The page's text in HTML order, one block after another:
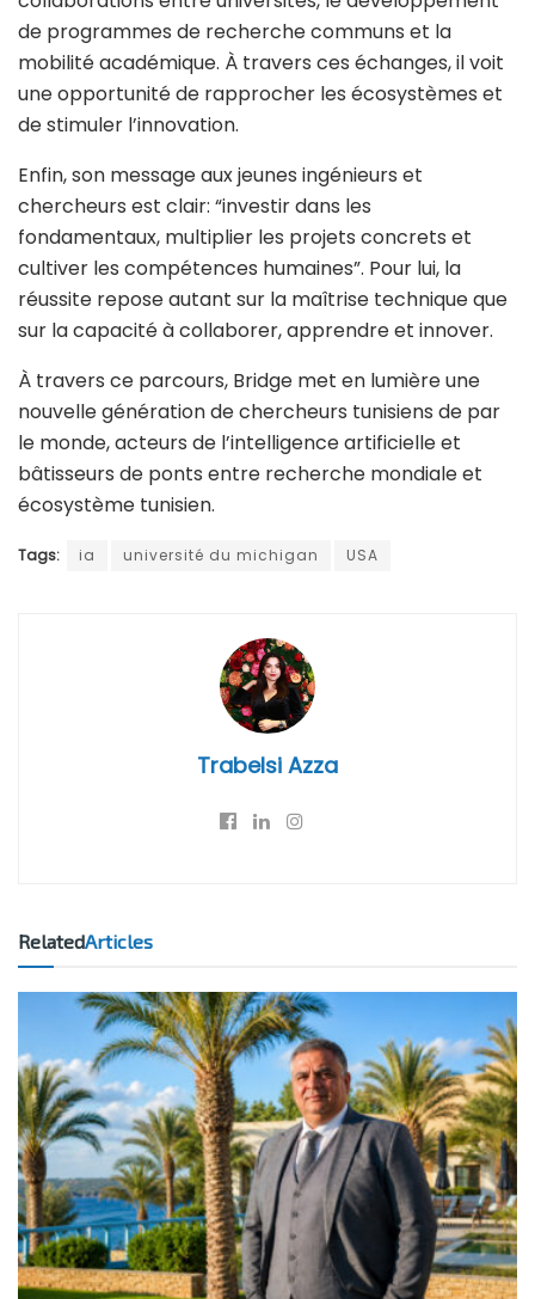
de programmes de recherche communs et la
mobilité académique. À travers ces échanges, il voit
une opportunité de rapprocher les écosystèmes et
de stimuler l’innovation.
Enfin, son message aux jeunes ingénieurs et
chercheurs est clair: “investir dans les
fondamentaux, multiplier les projets concrets et
cultiver les compétences humaines”. Pour lui, la
réussite repose autant sur la maîtrise technique que
sur la capacité à collaborer, apprendre et innover.
À travers ce parcours, Bridge met en lumière une
nouvelle génération de chercheurs tunisiens de par
le monde, acteurs de l’intelligence artificielle et
bâtisseurs de ponts entre recherche mondiale et
écosystème tunisien.
Tags: ia université du michigan USA
Trabelsi Azza
RelatedArticles